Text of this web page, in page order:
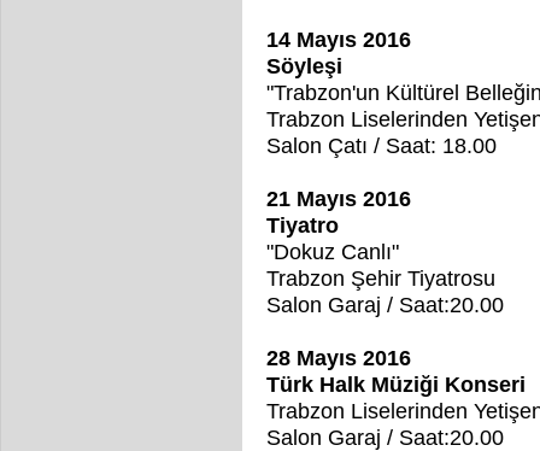
14 Mayıs 2016
Söyleşi
"Trabzon'un Kültürel
Trabzon Liselerinden
Salon Çatı / Saat: 18.00
21 Mayıs 2016
Tiyatro
"Dokuz Canlı"
Trabzon Şehir Tiyatrosu
Salon Garaj / Saat:20.00
28 Mayıs 2016
Türk Halk Müziği Konseri
Trabzon Liselerinden
Salon Garaj / Saat:20.00